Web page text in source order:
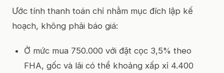
Ước tính thanh toán chỉ nhằm mục đích lập kế
hoạch, không phải báo giá:
Ở mức mua 750.000 với đặt cọc 3,5% theo
FHA, gốc và lãi có thể khoảng xấp xỉ 4.400